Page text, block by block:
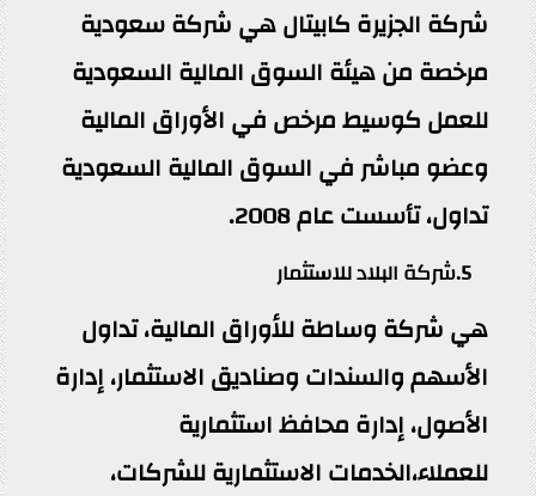
شركة الجزيرة كابيتال هي شركة سعودية
مرخصة من هيئة السوق المالية السعودية
للعمل كوسيط مرخص في الأوراق المالية
وعضو مباشر في السوق المالية السعودية
تداول، تأسست عام 2008.
5.شركة البلاد للاستثمار
هي شركة وساطة للأوراق المالية، تداول
الأسهم والسندات وصناديق الاستثمار، إدارة
الأصول، إدارة محافظ استثمارية
للعملاء،الخدمات الاستثمارية للشركات،